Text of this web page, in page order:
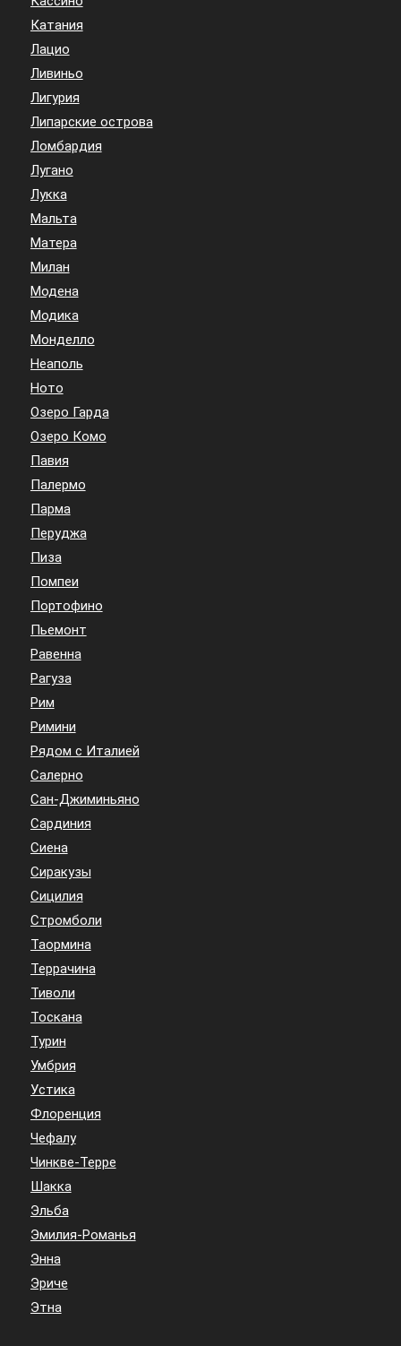
Катания
Лацио
Ливиньо
Лигурия
Липарские острова
Ломбардия
Лугано
Лукка
Мальта
Матера
Милан
Модена
Модика
Монделло
Неаполь
Ното
Озеро Гарда
Озеро Комо
Павия
Палермо
Парма
Перуджа
Пиза
Помпеи
Портофино
Пьемонт
Равенна
Рагуза
Рим
Римини
Рядом с Италией
Салерно
Сан-Джиминьяно
Сардиния
Сиена
Сиракузы
Сицилия
Стромболи
Таормина
Террачина
Тиволи
Тоскана
Турин
Умбрия
Устика
Флоренция
Чефалу
Чинкве-Терре
Шакка
Эльба
Эмилия-Романья
Энна
Эриче
Этна